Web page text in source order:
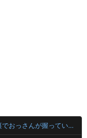
【画像】例の美人すぎるおにぎり屋さん、裏でおっさんが握っていたｗｗｗｗｗｗｗ